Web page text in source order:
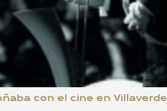
con el cine en Villaverde